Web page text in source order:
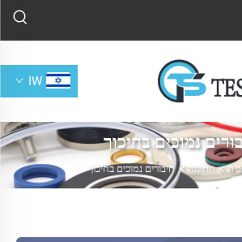
IW
נמוכים בחיכוך
>התקנה>חיבורים נמוכים בחיכוך